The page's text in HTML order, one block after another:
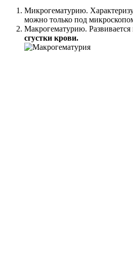
Микрогематурию.
можно только под
Макрогематурию.
сгустки крови.